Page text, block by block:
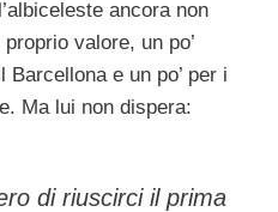
ancora non
valore, un po’
e un po’ per i
Ma lui non dispera:
di riuscirci il prima